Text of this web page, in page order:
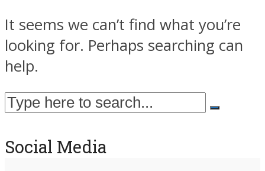
It seems we can’t find what you’re
looking for. Perhaps searching can
help.
Social Media